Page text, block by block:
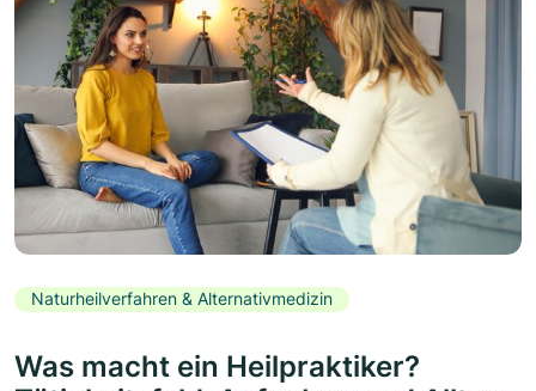
Naturheilverfahren & Alternativmedizin
Was macht ein Heilpraktiker?